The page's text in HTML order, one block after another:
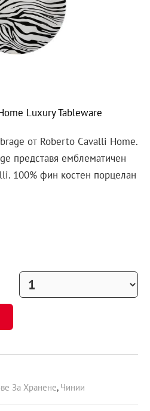
Luxury Tableware
от Roberto Cavalli Home.
представя емблематичен
100% фин костен порцелан
За Хранене, Чинии